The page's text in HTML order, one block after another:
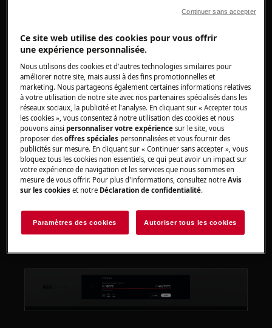
fonctionne plus et l'affichage est éteint.
S'applique à
Four
Magnétron combiné
Four Micro-ondes
Solution
Pendant l'utilisation du four, l'écran peut
s'éteindre ou ne plus répondre aux commandes.
L'éclairage du compartiment du four fonctionne
normalement lorsque la porte est ouverte.
Cela concerne les fours et les fours à micro-
ondes combinés dont les commandes sont
Ce site web utilise des cookies pour vous offrir
une expérience personnalisée.
Nous utilisons des cookies et d'autres technologies similaires pour
améliorer notre site, mais aussi à des fins promotionnelles et
marketing. Nous partageons également certaines informations relatives
à votre utilisation de notre site avec nos partenaires spécialisés dans les
réseaux sociaux, la publicité et l'analyse. En cliquant sur « Accepter tous
les cookies », vous consentez à notre utilisation des cookies et nous
pouvons ainsipersonnaliser votre expériencesur le site, vous
proposer desoffres spéciales personnalisées et vous fournir des
publicités sur mesure. En cliquant sur « Continuer sans accepter », vous
bloquez tous les cookies non essentiels, ce qui peut avoir un impact sur
votre expérience de navigation et les services que nous sommes en
mesure de vous offrir. Pour plus d'informations, consultez notreAvis
sur les cookies et notre Déclaration de confidentialité.
Paramètres des cookies Autoriser tous les cookies
Continuer sans accepter